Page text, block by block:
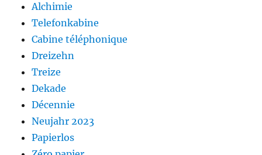
Alchimie
Telefonkabine
Cabine téléphonique
Dreizehn
Treize
Dekade
Décennie
Neujahr 2023
Papierlos